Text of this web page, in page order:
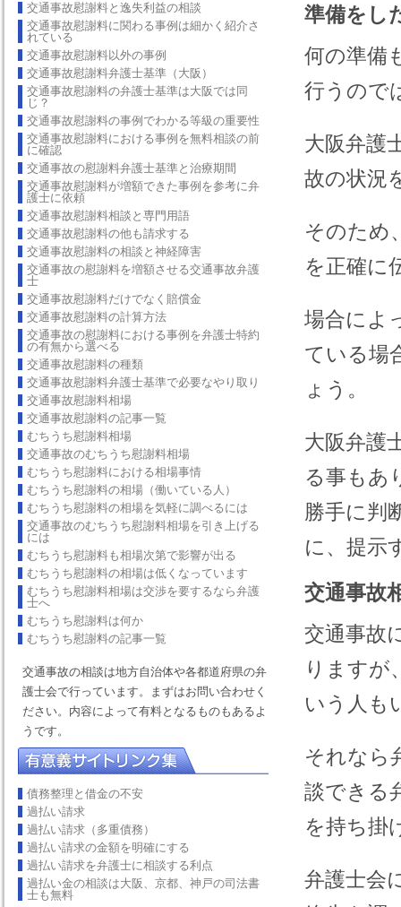
交通事故慰謝料と逸失利益の相談
交通事故慰謝料に関わる事例は細かく紹介さ
れている
交通事故慰謝料以外の事例
交通事故慰謝料弁護士基準（大阪）
交通事故慰謝料の弁護士基準は大阪では同
じ？
交通事故慰謝料の事例でわかる等級の重要性
交通事故慰謝料における事例を無料相談の前
に確認
交通事故の慰謝料弁護士基準と治療期間
交通事故慰謝料が増額できた事例を参考に弁
護士に依頼
交通事故慰謝料相談と専門用語
交通事故慰謝料の他も請求する
交通事故慰謝料の相談と神経障害
交通事故の慰謝料を増額させる交通事故弁護
士
交通事故慰謝料だけでなく賠償金
交通事故慰謝料の計算方法
交通事故の慰謝料における事例を弁護士特約
の有無から選べる
交通事故慰謝料の種類
交通事故慰謝料弁護士基準で必要なやり取り
交通事故慰謝料相場
交通事故慰謝料の記事一覧
むちうち慰謝料相場
交通事故のむちうち慰謝料相場
むちうち慰謝料における相場事情
むちうち慰謝料の相場（働いている人）
むちうち慰謝料の相場を気軽に調べるには
交通事故のむちうち慰謝料相場を引き上げる
には
むちうち慰謝料も相場次第で影響が出る
むちうち慰謝料の相場は低くなっています
むちうち慰謝料相場は交渉を要するなら弁護
士へ
むちうち慰謝料は何か
むちうち慰謝料の記事一覧
交通事故の相談は地方自治体や各都道府県の弁
護士会で行っています。まずはお問い合わせく
ださい。内容によって有料となるものもあるよ
うです。
債務整理と借金の不安
過払い請求
過払い請求（多重債務）
過払い請求の金額を明確にする
過払い請求を弁護士に相談する利点
過払い金の相談は大阪、京都、神戸の司法書
士も無料
準備をし
何の準備
行うので
大阪弁護
故の状況
そのため
を正確に
場合によ
ている場
ょう。
大阪弁護
る事もあ
勝手に判
に、提示
交通事故
交通事故
りますが
いう人も
それなら
談できる
を持ち掛
弁護士会